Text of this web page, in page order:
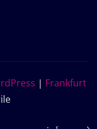
| Frankfurt